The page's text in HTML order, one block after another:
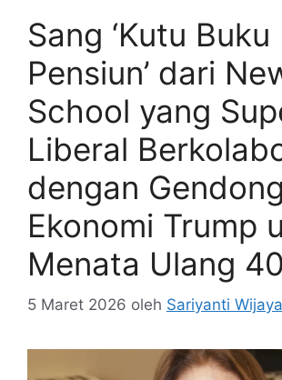
Sang ‘Kutu Buku
Pensiun’ dari
School yang
Liberal
dengan Gendong
Ekonomi Trump
Menata Ulang
5 Maret 2026 oleh Sariyanti Wijaya